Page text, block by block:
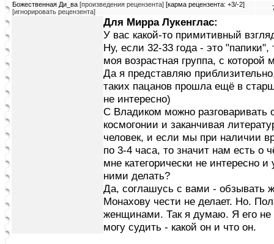
Божественная Ди_ва [произведения рецензента] [карма рецензента: +3/-2]
[игнорировать рецензента]
Для Мирра Лукенглас:
У вас какой-то примитивный
Ну, если 32-33 года - это
моя возрастная группа, с
Да я представляю
таких пацанов прошла ещё в
не интересно)
С Владиком можно разговаривать
космогонии и заканчивая
человек, и если мы при наличии
по 3-4 часа, то значит нам есть о
мне категорически не интересно
ними делать?
Да, соглашусь с вами - обзывать
Монахову чести не делает. Но.
женщинами. Так я думаю. Я его не
могу судить - какой он и что он.